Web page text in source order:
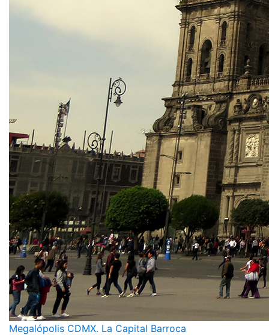
Megalópolis CDMX. La Capital Barroca